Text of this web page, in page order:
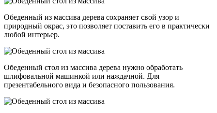
Обеденный из массива дерева сохраняет свой узор и
природный окрас, это позволяет поставить его в практически
любой интерьер.
Обеденный стол из массива дерева нужно обработать
шлифовальной машинкой или наждачной. Для
презентабельного вида и безопасного пользования.